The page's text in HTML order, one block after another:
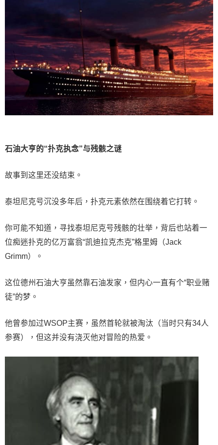
石油大亨的“扑克执念”与残骸之谜
故事到这里还没结束。
泰坦尼克号沉没多年后，扑克元素依然在围绕着它打转。
你可能不知道，寻找泰坦尼克号残骸的壮举，背后也站着一
位痴迷扑克的亿万富翁“凯迪拉克杰克”格里姆（Jack
Grimm）。
这位德州石油大亨虽然靠石油发家，但内心一直有个“职业赌
徒”的梦。
他曾参加过WSOP主赛，虽然首轮就被淘汰（当时只有34人
参赛），但这并没有浇灭他对冒险的热爱。